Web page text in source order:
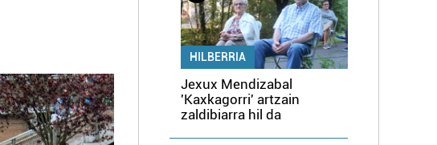
HILBERRIA
Jexux Mendizabal
'Kaxkagorri' artzain
zaldibiarra hil da